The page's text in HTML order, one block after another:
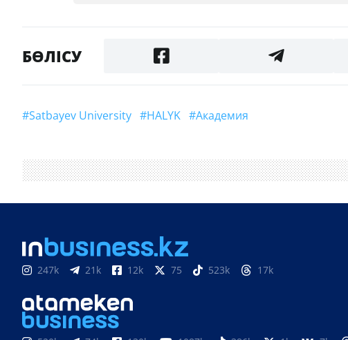
БӨЛІСУ
#Satbayev University #HALYK #академия
247k 21k 12k 75 523k 17k